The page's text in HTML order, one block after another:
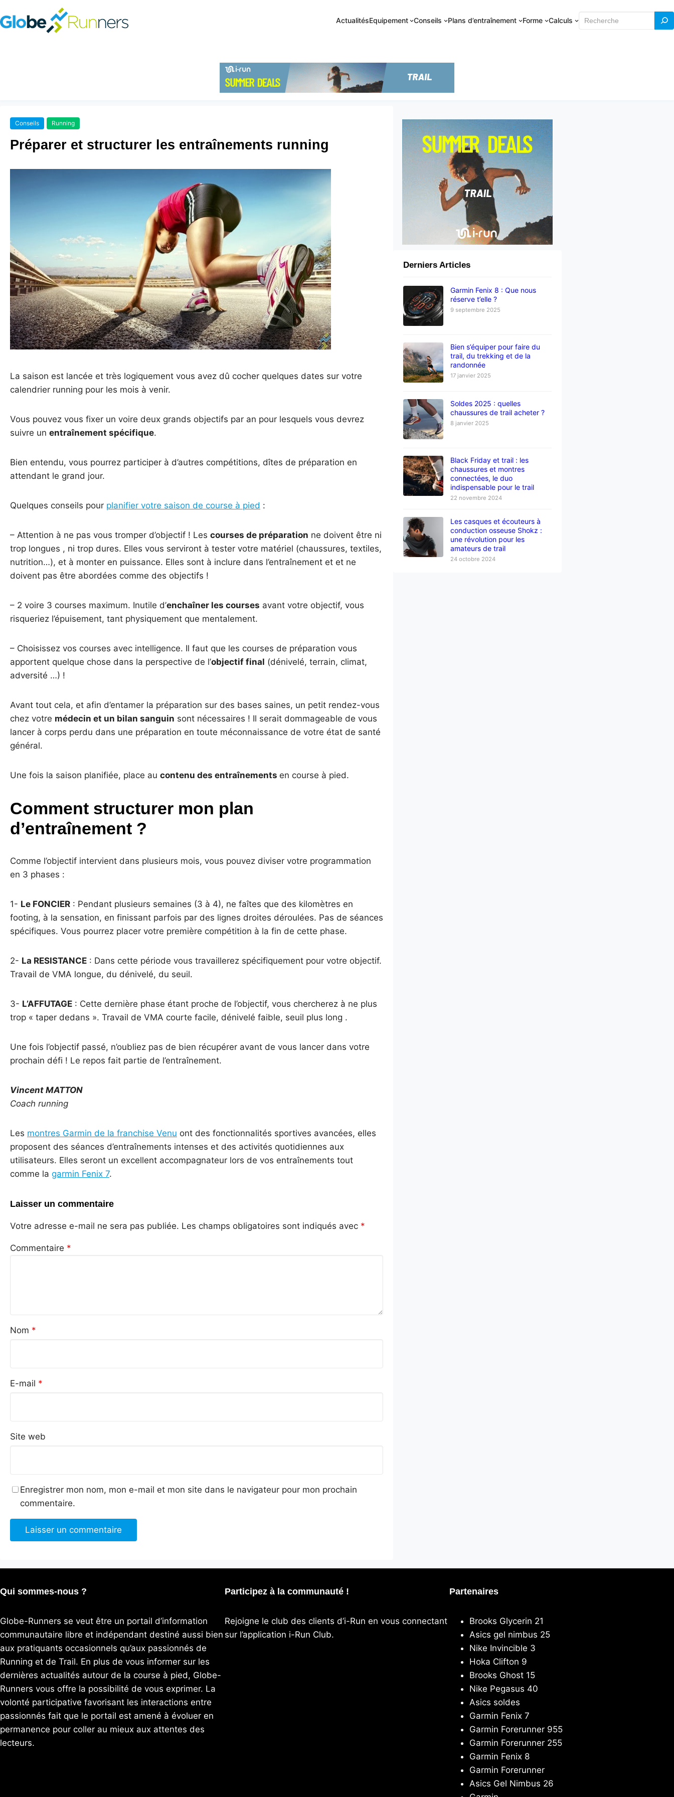
ActualitésEquipement Conseils Plans d’entraînement Forme Calculs Rechercher
Conseils Running
Préparer et structurer les entraînements running
La saison est lancée et très logiquement vous avez dû cocher quelques dates sur votre
calendrier running pour les mois à venir.
Vous pouvez vous fixer un voire deux grands objectifs par an pour lesquels vous devrez
suivre un entraînement spécifique.
Bien entendu, vous pourrez participer à d’autres compétitions, dîtes de préparation en
attendant le grand jour.
Quelques conseils pour planifier votre saison de course à pied :
– Attention à ne pas vous tromper d’objectif ! Les courses de préparation ne doivent être ni
trop longues , ni trop dures. Elles vous serviront à tester votre matériel (chaussures, textiles,
nutrition…), et à monter en puissance. Elles sont à inclure dans l’entraînement et et ne
doivent pas être abordées comme des objectifs !
– 2 voire 3 courses maximum. Inutile d’enchaîner les courses avant votre objectif, vous
risqueriez l’épuisement, tant physiquement que mentalement.
– Choisissez vos courses avec intelligence. Il faut que les courses de préparation vous
apportent quelque chose dans la perspective de l’objectif final (dénivelé, terrain, climat,
adversité …) !
Avant tout cela, et afin d’entamer la préparation sur des bases saines, un petit rendez-vous
chez votre médecin et un bilan sanguin sont nécessaires ! Il serait dommageable de vous
lancer à corps perdu dans une préparation en toute méconnaissance de votre état de santé
général.
Une fois la saison planifiée, place au contenu des entraînements en course à pied.
Comment structurer mon plan
d’entraînement ?
Comme l’objectif intervient dans plusieurs mois, vous pouvez diviser votre programmation
en 3 phases :
1- Le FONCIER : Pendant plusieurs semaines (3 à 4), ne faîtes que des kilomètres en
footing, à la sensation, en finissant parfois par des lignes droites déroulées. Pas de séances
spécifiques. Vous pourrez placer votre première compétition à la fin de cette phase.
2- La RESISTANCE : Dans cette période vous travaillerez spécifiquement pour votre objectif.
Travail de VMA longue, du dénivelé, du seuil.
3- L’AFFUTAGE : Cette dernière phase étant proche de l’objectif, vous chercherez à ne plus
trop « taper dedans ». Travail de VMA courte facile, dénivelé faible, seuil plus long .
Une fois l’objectif passé, n’oubliez pas de bien récupérer avant de vous lancer dans votre
prochain défi ! Le repos fait partie de l’entraînement.
Vincent MATTON
Coach running
Les montres Garmin de la franchise Venu ont des fonctionnalités sportives avancées, elles
proposent des séances d’entraînements intenses et des activités quotidiennes aux
utilisateurs. Elles seront un excellent accompagnateur lors de vos entraînements tout
comme la garmin Fenix 7.
Laisser un commentaire
Votre adresse e-mail ne sera pas publiée. Les champs obligatoires sont indiqués avec *
Commentaire *
Nom *
E-mail *
Site web
Enregistrer mon nom, mon e-mail et mon site dans le navigateur pour mon prochain
commentaire.
Derniers Articles
Garmin Fenix 8 : Que nous
réserve t’elle ?
9 septembre 2025
Bien s’équiper pour faire du
trail, du trekking et de la
randonnée
17 janvier 2025
Soldes 2025 : quelles
chaussures de trail acheter ?
8 janvier 2025
Black Friday et trail : les
chaussures et montres
connectées, le duo
indispensable pour le trail
22 novembre 2024
Les casques et écouteurs à
conduction osseuse Shokz :
une révolution pour les
amateurs de trail
24 octobre 2024
Qui sommes-nous ?
Globe-Runners se veut être un portail d’information
communautaire libre et indépendant destiné aussi bien
aux pratiquants occasionnels qu’aux passionnés de
Running et de Trail. En plus de vous informer sur les
dernières actualités autour de la course à pied, Globe-
Runners vous offre la possibilité de vous exprimer. La
volonté participative favorisant les interactions entre
passionnés fait que le portail est amené à évoluer en
permanence pour coller au mieux aux attentes des
lecteurs.
Participez à la communauté !
Rejoigne le club des clients d’i-Run en vous connectant
sur l’application i-Run Club.
Partenaires
Brooks Glycerin 21
Asics gel nimbus 25
Nike Invincible 3
Hoka Clifton 9
Brooks Ghost 15
Nike Pegasus 40
Asics soldes
Garmin Fenix 7
Garmin Forerunner 955
Garmin Forerunner 255
Garmin Fenix 8
Garmin Forerunner
Asics Gel Nimbus 26